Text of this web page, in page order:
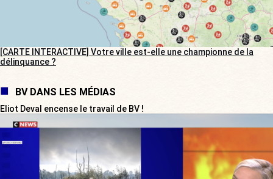
[CARTE INTERACTIVE] Votre ville est-elle une championne de la
délinquance ?
BV DANS LES MÉDIAS
Eliot Deval encense le travail de BV !